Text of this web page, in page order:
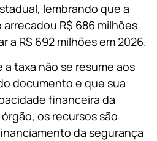
lembrando que a
R$ 686 milhões
a R$ 692 milhões em 2026.
taxa não se resume aos
documento e que sua
financeira da
os recursos são
da segurança